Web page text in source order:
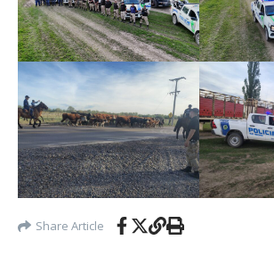
Share Article